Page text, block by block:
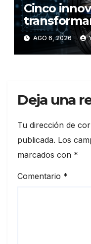
Cinco
los
futuro de
AGO 6, 2026
Deja una
Tu dirección de
publicada. Los
marcados con *
Comentario *